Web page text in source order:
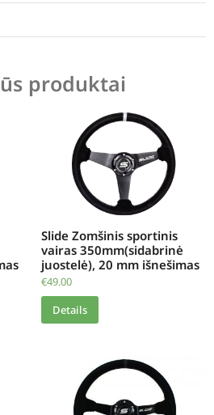
produktai
Slide Zomšinis sportinis
vairas 350mm(sidabrinė
juostelė), 20 mm išnešimas
€49.00
Details